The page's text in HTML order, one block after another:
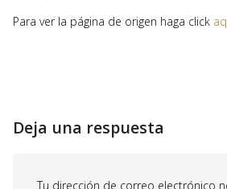
Para ver la página de origen haga click
Deja una respuesta
Tu dirección de correo electrónico